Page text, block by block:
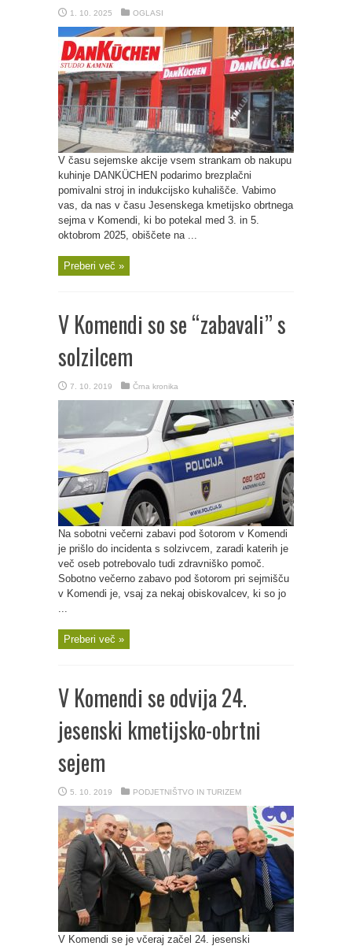
1. 10. 2025 OGLASI
V času sejemske akcije vsem strankam ob nakupu
kuhinje DANKÜCHEN podarimo brezplačni
pomivalni stroj in indukcijsko kuhališče. Vabimo
vas, da nas v času Jesenskega kmetijsko obrtnega
sejma v Komendi, ki bo potekal med 3. in 5.
oktobrom 2025, obiščete na ...
Preberi več »
V Komendi so se “zabavali” s
solzilcem
7. 10. 2019 Črna kronika
Na sobotni večerni zabavi pod šotorom v Komendi
je prišlo do incidenta s solzivcem, zaradi katerih je
več oseb potrebovalo tudi zdravniško pomoč.
Sobotno večerno zabavo pod šotorom pri sejmišču
v Komendi je, vsaj za nekaj obiskovalcev, ki so jo
...
Preberi več »
V Komendi se odvija 24.
jesenski kmetijsko-obrtni
sejem
5. 10. 2019 PODJETNIŠTVO IN TURIZEM
V Komendi se je včeraj začel 24. jesenski